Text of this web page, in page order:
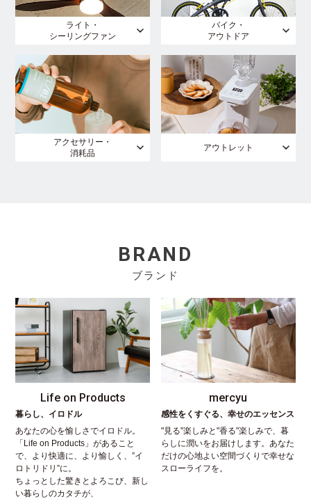
ライト・
シーリングファン
バイク・
アウトドア
アクセサリー・
消耗品
アウトレット
BRAND
ブランド
Life on Products
暮らし、イロドル
あなたの心を愉しさでイロドル。
「Life on Products」があること
で、より快適に、より愉しく、”イ
ロトリドリ”に。
ちょっとした驚きとよろこび、新し
い暮らしのカタチが、
mercyu
感性をくすぐる、幸せのエッセンス
"見る"楽しみと"香る"楽しみで、暮
らしに潤いをお届けします。あなた
だけの心地よい空間づくりで幸せな
スローライフを。